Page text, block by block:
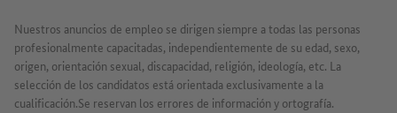
Nuestros anuncios de empleo se dirigen siempre a todas las personas
profesionalmente capacitadas, independientemente de su edad, sexo,
origen, orientación sexual, discapacidad, religión, ideología, etc. La
selección de los candidatos está orientada exclusivamente a la
cualificación.Se reservan los errores de información y ortografía.